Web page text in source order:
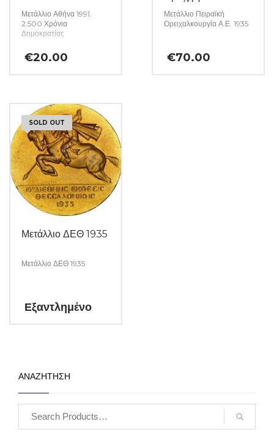
Μετάλλιο Αθήνα 1991.
2.500 Χρόνια
Δημοκρατίας
€20.00
Μετάλλιο Πειραϊκή
Ορειχαλκουργία Α.Ε. 1935
€70.00
SOLD OUT
Μετάλλιο ΔΕΘ 1935
Μετάλλιο ΔΕΘ 1935
Εξαντλημένο
ΑΝΑΖΗΤΗΣΗ